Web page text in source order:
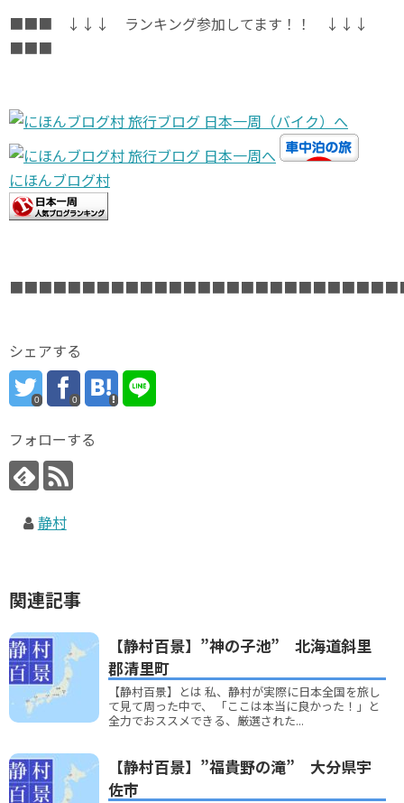
■■■ ↓↓↓ ランキング参加してます！！ ↓↓↓
■■■
にほんブログ村
シェアする
0 0
フォローする
静村
関連記事
【静村百景】”神の子池” 北海道斜里
郡清里町
【静村百景】とは 私、静村が実際に日本全国を旅し
て見て周った中で、 「ここは本当に良かった！」と
全力でおススメできる、厳選された...
【静村百景】”福貴野の滝” 大分県宇
佐市